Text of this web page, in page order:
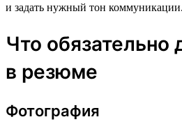
и задать нужный тон коммуникации.
Что
в резюме
Фотография